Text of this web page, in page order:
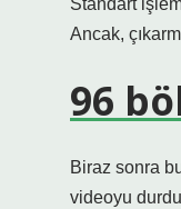
Standart
Ancak,
96
Biraz sonra
videoyu